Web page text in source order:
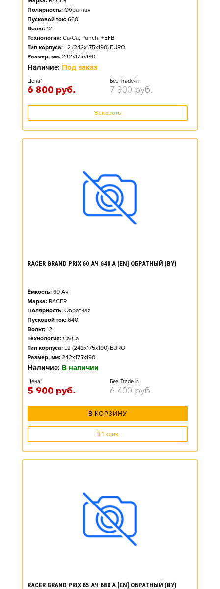
Полярность: Обратная
Пусковой ток: 660
Вольт: 12
Технология: Ca/Ca, Punch, +EFB
Тип корпуса: L2 (242x175x190) EURO
Размер, мм: 242x175x190
Наличие: Под заказ
Цена*
6 800 руб.
Без Trade-in
7 300 руб.
Заказать
RACER GRAND PRIX 60 АЧ 640 А [EN] ОБРАТНЫЙ (BY)
Ёмкость: 60 Ач
Марка: RACER
Полярность: Обратная
Пусковой ток: 640
Вольт: 12
Технология: Ca/Ca
Тип корпуса: L2 (242x175x190) EURO
Размер, мм: 242x175x190
Наличие: В наличии
Цена*
5 900 руб.
Без Trade-in
6 400 руб.
В КОРЗИНУ
В 1 клик
RACER GRAND PRIX 65 АЧ 680 А [EN] ОБРАТНЫЙ (BY)